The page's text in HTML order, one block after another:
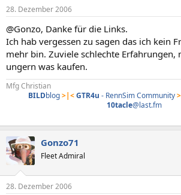
28. Dezember 2006
@Gonzo, Danke für die Links.
Ich hab vergessen zu sagen das ich kein
mehr bin. Zuviele schlechte Erfahrungen,
ungern was kaufen.
Mfg Christian
BILDblog>|<GTR4u - RennSim Community
10tacle@last.fm
Gonzo71
Fleet Admiral
28. Dezember 2006